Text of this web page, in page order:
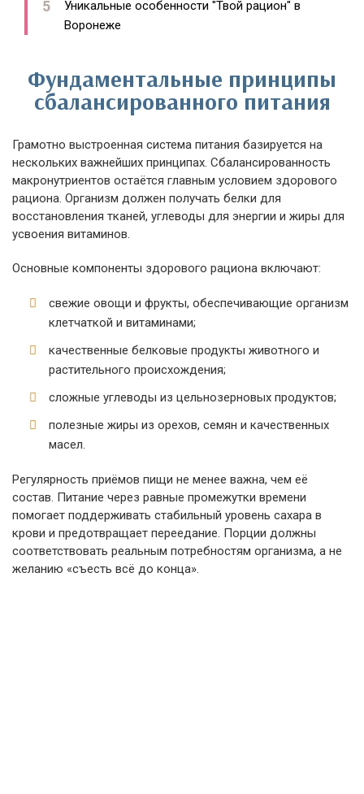
Уникальные особенности "Твой рацион" в
Воронеже
Фундаментальные принципы
сбалансированного питания
Грамотно выстроенная система питания базируется на
нескольких важнейших принципах. Сбалансированность
макронутриентов остаётся главным условием здорового
рациона. Организм должен получать белки для
восстановления тканей, углеводы для энергии и жиры для
усвоения витаминов.
Основные компоненты здорового рациона включают:
свежие овощи и фрукты, обеспечивающие организм
клетчаткой и витаминами;
качественные белковые продукты животного и
растительного происхождения;
сложные углеводы из цельнозерновых продуктов;
полезные жиры из орехов, семян и качественных
масел.
Регулярность приёмов пищи не менее важна, чем её
состав. Питание через равные промежутки времени
помогает поддерживать стабильный уровень сахара в
крови и предотвращает переедание. Порции должны
соответствовать реальным потребностям организма, а не
желанию «съесть всё до конца».